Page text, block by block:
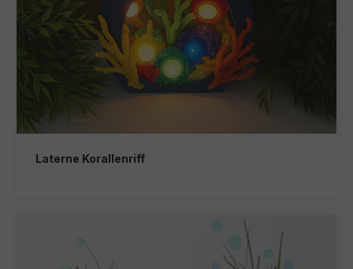
Laterne Korallenriff